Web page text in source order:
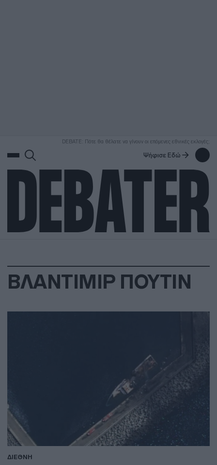
DEBATE: Πότε θα θέλατε να γίνουν οι επόμενες εθνικές εκλογές;
Ψήφισε Εδώ
ΒΛΑΝΤΙΜΙΡ ΠΟΥΤΙΝ
ΔΙΕΘΝΗ